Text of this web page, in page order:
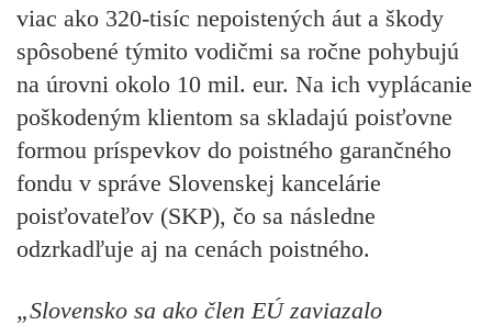
viac ako 320-tisíc nepoistených áut a škody
spôsobené týmito vodičmi sa ročne pohybujú
na úrovni okolo 10 mil. eur. Na ich vyplácanie
poškodeným klientom sa skladajú poisťovne
formou príspevkov do poistného garančného
fondu v správe Slovenskej kancelárie
poisťovateľov (SKP), čo sa následne
odzrkadľuje aj na cenách poistného.
„Slovensko sa ako člen EÚ zaviazalo